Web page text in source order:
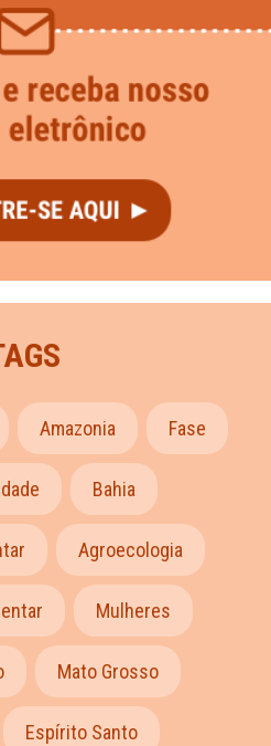
Amazonia Fase
Bahia
Agroecologia
Mulheres
Mato Grosso
Espírito Santo